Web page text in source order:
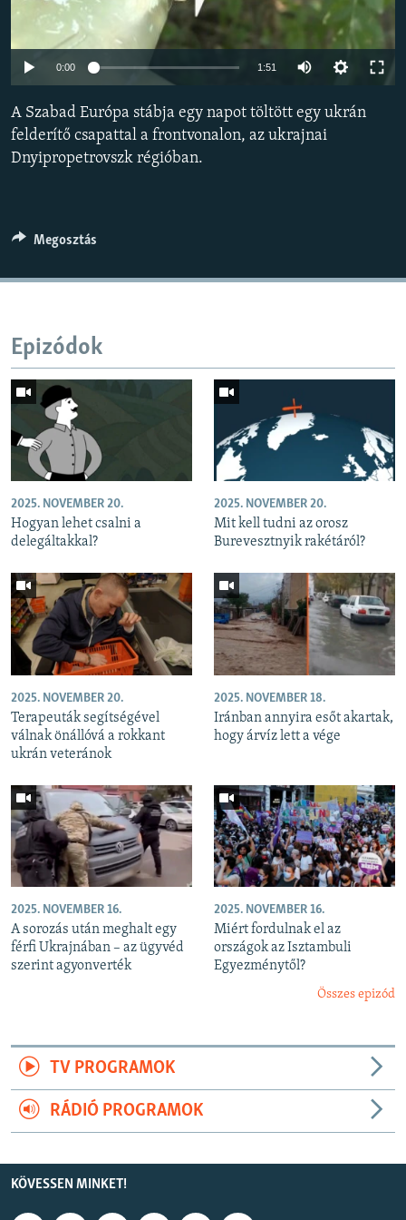
EURÓPAI UNIÓ
VILÁG
KLÍMAVÁLTOZÁS
A MÚLT TANULSÁGAI
KÖVESSEN MINKET!
Valamennyi RFE/RL weboldal
240p
0:00 1:51
A Szabad Európa stábja egy napot töltött egy ukrán
felderítő csapattal a frontvonalon, az ukrajnai
Dnyipropetrovszk régióban.
Megosztás
Epizódok
2025. NOVEMBER 20.
Hogyan lehet csalni a
delegáltakkal?
2025. NOVEMBER 20.
Mit kell tudni az orosz
Burevesztnyik rakétáról?
2025. NOVEMBER 20.
Terapeuták segítségével
válnak önállóvá a rokkant
ukrán veteránok
2025. NOVEMBER 18.
Iránban annyira esőt akartak,
hogy árvíz lett a vége
2025. NOVEMBER 16.
A sorozás után meghalt egy
férfi Ukrajnában – az ügyvéd
szerint agyonverték
2025. NOVEMBER 16.
Miért fordulnak el az
országok az Isztambuli
Egyezménytől?
Összes epizód
TV PROGRAMOK
RÁDIÓ PROGRAMOK
KÖVESSEN MINKET!